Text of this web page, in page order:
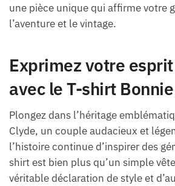
une pièce unique qui affirme votre
l’aventure et le vintage.
Exprimez votre
avec le T-shirt
Plongez dans l’héritage
Clyde, un couple audacieux et
l’histoire continue d’inspirer des
shirt est bien plus qu’un simple
véritable déclaration de style et